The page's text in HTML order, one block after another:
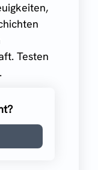
Testen